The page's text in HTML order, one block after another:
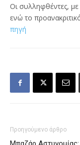
Οι συλληφθέντες,
ενώ το
πηγή
Προηγούμενο άρθρο